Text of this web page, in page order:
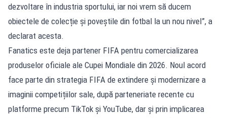
dezvoltare în industria sportului, iar noi vrem să ducem
obiectele de colecție și poveștile din fotbal la un nou nivel”, a
declarat acesta.
Fanatics este deja partener FIFA pentru comercializarea
produselor oficiale ale Cupei Mondiale din 2026. Noul acord
face parte din strategia FIFA de extindere și modernizare a
imaginii competițiilor sale, după parteneriate recente cu
platforme precum TikTok și YouTube, dar și prin implicarea